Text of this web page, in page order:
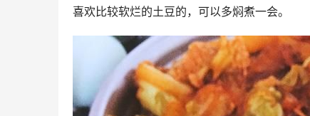
喜欢比较软烂的土豆的，可以多焖煮一会。